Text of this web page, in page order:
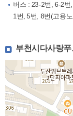
버스 : 23-2번, 6-2
1번, 5번, 8번(고용
부천시다사랑